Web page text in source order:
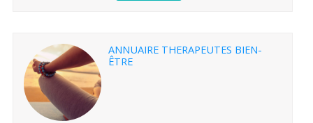
ANNUAIRE THERAPEUTES BIEN-
ÊTRE